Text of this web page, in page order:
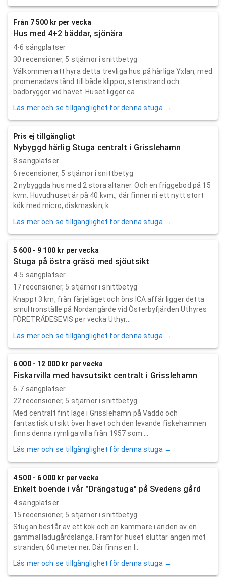
Från 7 500 kr per vecka
Hus med 4+2 bäddar, sjönära
4-6 sängplatser
30 recensioner, 5 stjärnor i snittbetyg
Välkommen att hyra detta trevliga hus på härliga Yxlan, med
promenadavstånd till både klippor, stenstrand och
badbryggor vid havet. Huset ligger ca...
Läs mer och se tillgänglighet för denna stuga →
Pris ej tillgängligt
Nybyggd härlig Stuga centralt i Grisslehamn
8 sängplatser
6 recensioner, 5 stjärnor i snittbetyg
2 nybyggda hus med 2 stora altaner. Och en friggebod på 15
kvm. Huvudhuset är på 40 kvm,, där finner ni ett nytt stort
kök med micro, diskmaskin, k...
Läs mer och se tillgänglighet för denna stuga →
5 600 - 9 100 kr per vecka
Stuga på östra gräsö med sjöutsikt
4-5 sängplatser
17recensioner, 5 stjärnor i snittbetyg
Knappt 3 km, från färjeläget och öns ICA affär ligger detta
smultronställe på Nordangärde vid Österbyfjärden Uthyres
FÖRETRÄDESEVIS per vecka Uthyr...
Läs mer och se tillgänglighet för denna stuga →
6 000 - 12 000 kr per vecka
Fiskarvilla med havsutsikt centralt i Grisslehamn
6-7 sängplatser
22 recensioner, 5 stjärnor i snittbetyg
Med centralt fint läge i Grisslehamn på Väddö och
fantastisk utsikt över havet och den levande fiskehamnen
finns denna rymliga villa från 1957 som ...
Läs mer och se tillgänglighet för denna stuga →
4 500 - 6 000 kr per vecka
Enkelt boende i vår "Drängstuga" på Svedens gård
4 sängplatser
15 recensioner, 5 stjärnor i snittbetyg
Stugan består av ett kök och en kammare i änden av en
gammal ladugårdslänga. Framför huset sluttar ängen mot
stranden, 60 meter ner. Där finns en l...
Läs mer och se tillgänglighet för denna stuga →